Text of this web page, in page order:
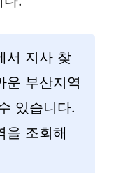
서 지사 찾
운 부산지역
있습니다.
을 조회해